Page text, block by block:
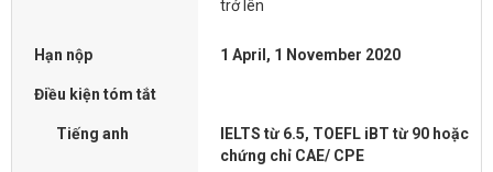
trở lên
Hạn nộp 1 April, 1 November 2020
Điều kiện tóm tắt
Tiếng anh
IELTS từ 6.5, TOEFL iBT từ 90 hoặc
chứng chỉ CAE/ CPE